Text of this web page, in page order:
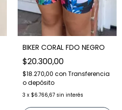
BIKER CORAL FDO NEGRO
$20.300,00
$18.270,00 con Transferencia
o depósito
3 x $6.766,67 sin interés